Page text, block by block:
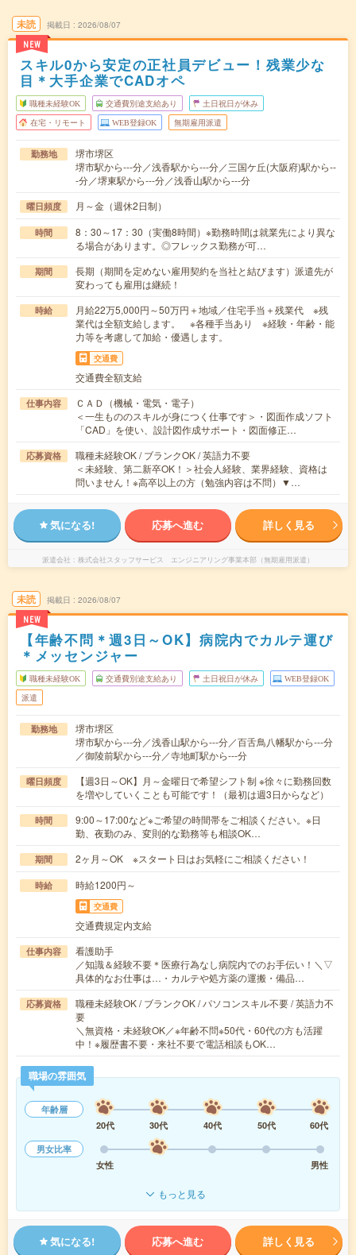
未読
NEW
掲載日 2026/08/07
スキル0から安定の正社員デビュー！残業少な
目＊大手企業でCADオペ
職種未経験OK 交通費別途支給あり 土日祝日が休み
在宅・リモート WEB登録OK 無期雇用派遣
勤務地
堺市堺区
堺市駅から---分／浅香駅から---分／三国ケ丘(大阪府)駅から--
-分／堺東駅から---分／浅香山駅から---分
曜日頻度 月～金（週休2日制）
時間
8：30～17：30（実働8時間）※勤務時間は就業先により異な
る場合があります。◎フレックス勤務が可…
期間
長期（期間を定めない雇用契約を当社と結びます）派遣先が
変わっても雇用は継続！
時給
月給22万5,000円～50万円＋地域／住宅手当＋残業代 ※残
業代は全額支給します。 ※各種手当あり ※経験・年齢・能
力等を考慮して加給・優遇します。
交通費
交通費全額支給
仕事内容
ＣＡＤ（機械・電気・電子）
＜一生もののスキルが身につく仕事です＞・図面作成ソフト
「CAD」を使い、設計図作成サポート・図面修正…
応募資格
職種未経験OK / ブランクOK / 英語力不要
＜未経験、第二新卒OK！＞社会人経験、業界経験、資格は
問いません！※高卒以上の方（勉強内容は不問）▼…
気になる! 応募へ進む 詳しく見る
派遣会社 株式会社スタッフサービス エンジニアリング事業本部（無期雇用派遣）
未読
NEW
掲載日 2026/08/07
【年齢不問＊週3日～OK】病院内でカルテ運び
＊メッセンジャー
職種未経験OK 交通費別途支給あり 土日祝日が休み WEB登録OK
派遣
勤務地
堺市堺区
堺市駅から---分／浅香山駅から---分／百舌鳥八幡駅から---分
／御陵前駅から---分／寺地町駅から---分
曜日頻度
【週3日～OK】月～金曜日で希望シフト制 ※徐々に勤務回数
を増やしていくことも可能です！（最初は週3日からなど）
時間
9:00～17:00など※ご希望の時間帯をご相談ください。※日
勤、夜勤のみ、変則的な勤務等も相談OK…
期間 2ヶ月～OK ※スタート日はお気軽にご相談ください！
時給 時給1200円～
交通費
交通費規定内支給
仕事内容
看護助手
／知識＆経験不要＊医療行為なし病院内でのお手伝い！＼▽
具体的なお仕事は…・カルテや処方薬の運搬・備品…
応募資格
職種未経験OK / ブランクOK / パソコンスキル不要 / 英語力不
要
＼無資格・未経験OK／※年齢不問※50代・60代の方も活躍
中！※履歴書不要・来社不要で電話相談もOK…
職場の雰囲気
年齢層
20代
30代 40代 50代
60代
男女比率
女性
男性
もっと見る
気になる! 応募へ進む 詳しく見る